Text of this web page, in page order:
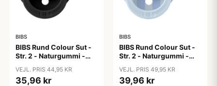
BIBS
BIBS Rund Colour Sut -
Str. 2 - Naturgummi -
VEJL. PRIS 44,95 KR
35,96 kr
BIBS
BIBS Rund Colour Sut -
Str. 2 - Naturgummi -
Blue/Dusty Blue
VEJL. PRIS 49,95 KR
39,96 kr